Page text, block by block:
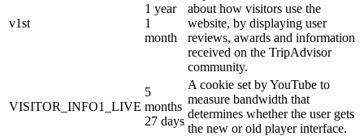
v1st
1 year
1
month
about how visitors use the
website, by displaying user
reviews, awards and information
received on the TripAdvisor
community.
VISITOR_INFO1_LIVE
5
months
27 days
A cookie set by YouTube to
measure bandwidth that
determines whether the user gets
the new or old player interface.